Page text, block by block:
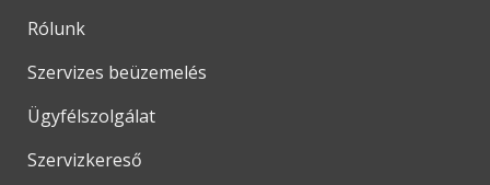
Rólunk
Szervizes beüzemelés
Ügyfélszolgálat
Szervizkereső